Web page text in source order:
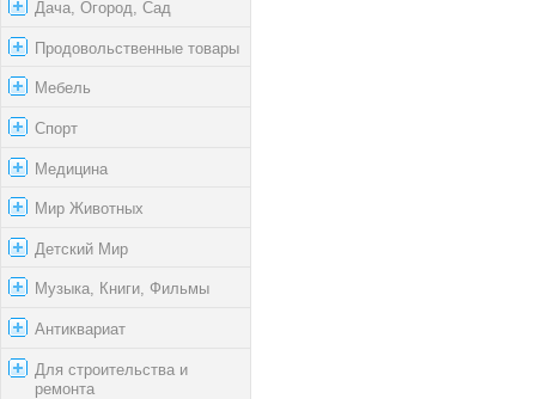
Дача, Огород, Сад
Продовольственные товары
Мебель
Спорт
Медицина
Мир Животных
Детский Мир
Музыка, Книги, Фильмы
Антиквариат
Для строительства и
ремонта